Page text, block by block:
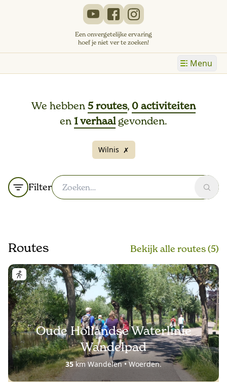
Een onvergetelijke ervaring
hoef je niet ver te zoeken!
Menu
We hebben5 routes, 0 activiteiten
en1 verhaalgevonden.
Wilnis ✗
Filter
Routes Bekijk alle routes (5)
Oude Hollandse Waterlinie
Wandelpad
35km Wandelen • Woerden.